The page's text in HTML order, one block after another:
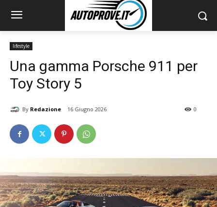
lifestyle
Una gamma Porsche 911 per
Toy Story 5
By Redazione 16 Giugno 2026 0